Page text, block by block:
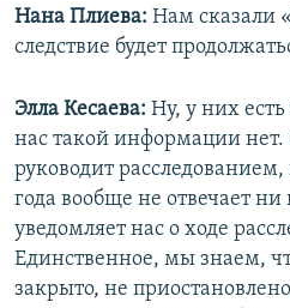
Нана Плиева: Нам сказали
следствие будет
Элла Кесаева: Ну, у них
нас такой информации нет.
руководит
года вообще не отвечает
уведомляет нас о ходе
Единственное, мы знаем,
закрыто, не